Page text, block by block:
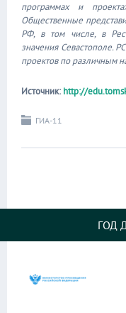
программах и
Общественные
РФ, в том числе, в
значения Севастополе.
проектов по различным
Источник: http://
ГИА-11
ГОД